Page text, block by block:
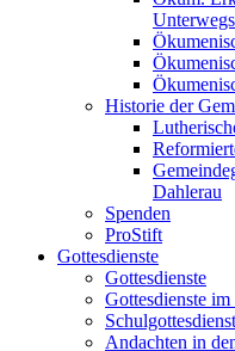
Historie der
Dahlerau
Spenden
ProStift
Gottesdienste
Gottesdienste
Gottesdienste
Andachten in